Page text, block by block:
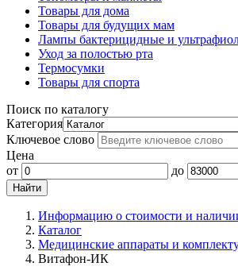
Товары для дома
Товары для будущих мам
Лампы бактерицидные и
Уход за полостью рта
Термосумки
Товары для спорта
Поиск по каталогу
Категория
Ключевое слово
Цена
от
до
Информацию о стоимости и
Каталог
Медицинские аппараты и
Витафон-ИК